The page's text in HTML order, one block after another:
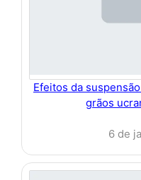
Efeitos da
grãos
6 de